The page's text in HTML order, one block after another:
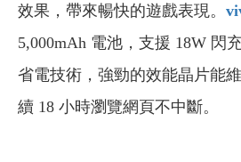
效果，帶來暢快的遊戲表現。
5,000mAh 電池，支援 18W 閃
省電技術，強勁的效能晶片能
續 18 小時瀏覽網頁不中斷。